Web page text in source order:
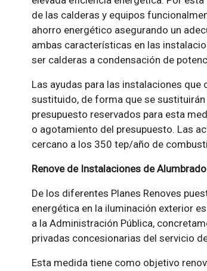
de las calderas y equipos
ahorro energético asegurando un
ambas características en las
ser calderas a condensación de
Las ayudas para las instalaciones
sustituido, de forma que se
presupuesto reservados para esta
o agotamiento del presupuesto. Las
cercano a los 350 tep/año de
Renove de Instalaciones de
De los diferentes Planes Renoves
energética en la iluminación exterior
a la Administración Pública,
privadas concesionarias del servicio
Esta medida tiene como objetivo